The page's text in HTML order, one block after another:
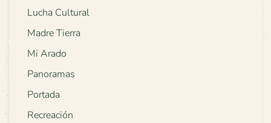
Lucha Cultural
Madre Tierra
Mi Arado
Panoramas
Portada
Recreación